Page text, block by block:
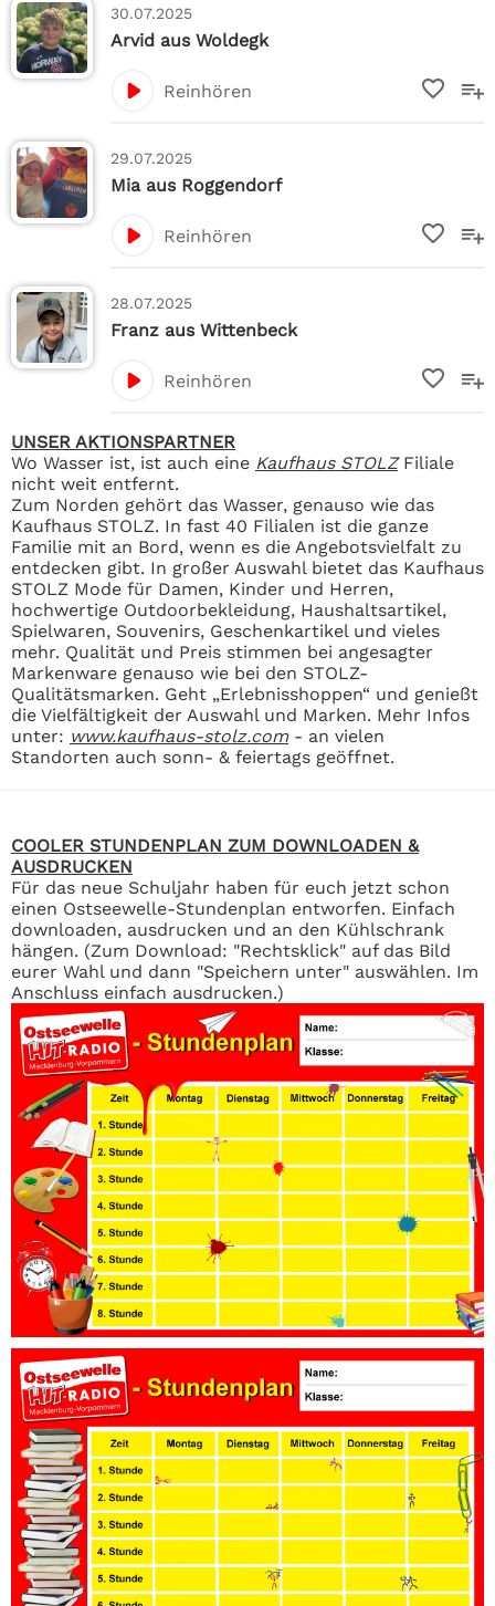
30.07.2025
Arvid aus Woldegk
Reinhören
29.07.2025
Mia aus Roggendorf
Reinhören
28.07.2025
Franz aus Wittenbeck
Reinhören
UNSER AKTIONSPARTNER
Wo Wasser ist, ist auch eine Kaufhaus STOLZ Filiale
nicht weit entfernt.
Zum Norden gehört das Wasser, genauso wie das
Kaufhaus STOLZ. In fast 40 Filialen ist die ganze
Familie mit an Bord, wenn es die Angebotsvielfalt zu
entdecken gibt. In großer Auswahl bietet das Kaufhaus
STOLZ Mode für Damen, Kinder und Herren,
hochwertige Outdoorbekleidung, Haushaltsartikel,
Spielwaren, Souvenirs, Geschenkartikel und vieles
mehr. Qualität und Preis stimmen bei angesagter
Markenware genauso wie bei den STOLZ-
Qualitätsmarken. Geht „Erlebnisshoppen“ und genießt
die Vielfältigkeit der Auswahl und Marken. Mehr Infos
unter: www.kaufhaus-stolz.com- an vielen
Standorten auch sonn- & feiertags geöffnet.
COOLER STUNDENPLAN ZUM DOWNLOADEN &
AUSDRUCKEN
Für das neue Schuljahr haben für euch jetzt schon
einen Ostseewelle-Stundenplan entworfen. Einfach
downloaden, ausdrucken und an den Kühlschrank
hängen. (Zum Download: "Rechtsklick" auf das Bild
eurer Wahl und dann "Speichern unter" auswählen. Im
Anschluss einfach ausdrucken.)